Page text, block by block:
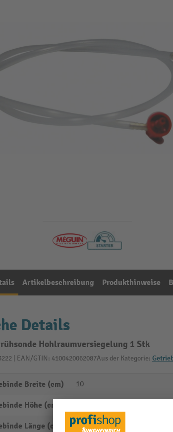
Artikelbeschreibung Produkthinweise
Details
Hohlraumversiegelung 1 Stk
| EAN/GTIN: 4100420062087Aus der Kategorie:
Breite (cm) 10
Höhe (cm)
Länge (cm) 7